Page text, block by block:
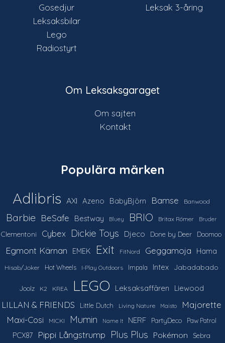
Gosedjur
Leksaksbilar
Lego
Radiostyrt
Leksak 3-åring
Om Leksaksgaraget
Om sajten
Kontakt
Populära märken
Adlibris AXI Azeno BabyBjörn Bamse Banwood
Barbie BeSafe Bestway Bluey BRIO Britax Römer Bruder
Clementoni Cybex Dickie Toys Djeco Done by Deer Doomoo
Egmont Kärnan EMEK Exit FitNord Geggamoja Hama
Hisab/Joker Hot Wheels I-Play Outdoors Impala Intex Jabadabado
Joolz K2 KREA LEGO Leksaksaffären Liewood
LILLAN & FRIENDS Little Dutch Living Nature Maisto
Majorette
Maxi-Cosi
MICKI Mumin Name It NERF PartyDeco Paw Patrol
PCX87 Pippi Långstrump Plus Plus Pokémon Sebra